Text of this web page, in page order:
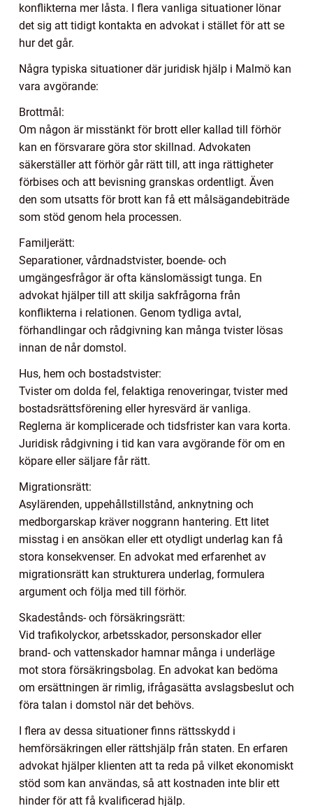
konflikterna mer låsta. I flera vanliga situationer lönar
det sig att tidigt kontakta en advokat i stället för att se
hur det går.
Några typiska situationer där juridisk hjälp i Malmö kan
vara avgörande:
Brottmål:
Om någon är misstänkt för brott eller kallad till förhör
kan en försvarare göra stor skillnad. Advokaten
säkerställer att förhör går rätt till, att inga rättigheter
förbises och att bevisning granskas ordentligt. Även
den som utsatts för brott kan få ett målsägandebiträde
som stöd genom hela processen.
Familjerätt:
Separationer, vårdnadstvister, boende- och
umgängesfrågor är ofta känslomässigt tunga. En
advokat hjälper till att skilja sakfrågorna från
konflikterna i relationen. Genom tydliga avtal,
förhandlingar och rådgivning kan många tvister lösas
innan de når domstol.
Hus, hem och bostadstvister:
Tvister om dolda fel, felaktiga renoveringar, tvister med
bostadsrättsförening eller hyresvärd är vanliga.
Reglerna är komplicerade och tidsfrister kan vara korta.
Juridisk rådgivning i tid kan vara avgörande för om en
köpare eller säljare får rätt.
Migrationsrätt:
Asylärenden, uppehållstillstånd, anknytning och
medborgarskap kräver noggrann hantering. Ett litet
misstag i en ansökan eller ett otydligt underlag kan få
stora konsekvenser. En advokat med erfarenhet av
migrationsrätt kan strukturera underlag, formulera
argument och följa med till förhör.
Skadestånds- och försäkringsrätt:
Vid trafikolyckor, arbetsskador, personskador eller
brand- och vattenskador hamnar många i underläge
mot stora försäkringsbolag. En advokat kan bedöma
om ersättningen är rimlig, ifrågasätta avslagsbeslut och
föra talan i domstol när det behövs.
I flera av dessa situationer finns rättsskydd i
hemförsäkringen eller rättshjälp från staten. En erfaren
advokat hjälper klienten att ta reda på vilket ekonomiskt
stöd som kan användas, så att kostnaden inte blir ett
hinder för att få kvalificerad hjälp.